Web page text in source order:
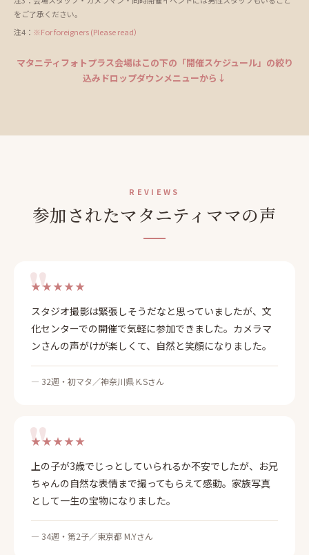
をご了承ください。
注4： ※For foreigners (Please read）
マタニティフォトプラス会場はこの下の「開催スケジュール」の絞り
込みドロップダウンメニューから↓
REVIEWS
参加されたマタニティママの声
★★★★★
スタジオ撮影は緊張しそうだなと思っていましたが、文
化センターでの開催で気軽に参加できました。カメラマ
ンさんの声がけが楽しくて、自然と笑顔になりました。
— 32週・初マタ／神奈川県 K.Sさん
★★★★★
上の子が3歳でじっとしていられるか不安でしたが、お兄
ちゃんの自然な表情まで撮ってもらえて感動。家族写真
として一生の宝物になりました。
— 34週・第2子／東京都 M.Yさん